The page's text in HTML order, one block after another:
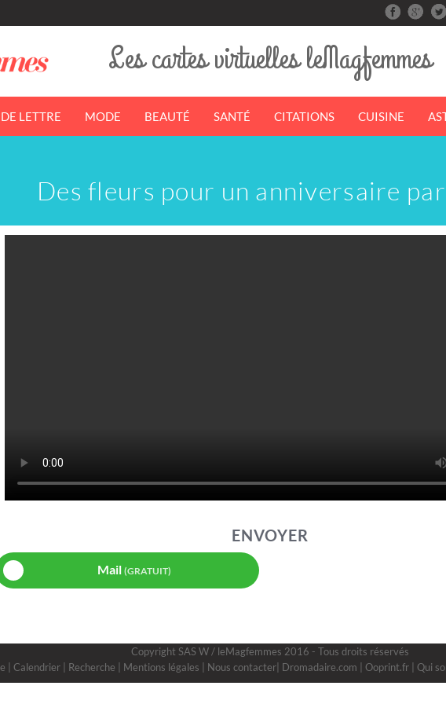
Les cartes virtuelles leMagfemmes
LETTRE MODE BEAUTÉ SANTÉ CITATIONS CUISINE
Des fleurs pour un anniversaire
ENVOYER
Mail (GRATUIT)
Copyright SAS W / leMagfemmes 2016 - Tous droits réservés
Calendrier Recherche Mentions légales Nous contacter Dromadaire.com Ooprint.fr Qui